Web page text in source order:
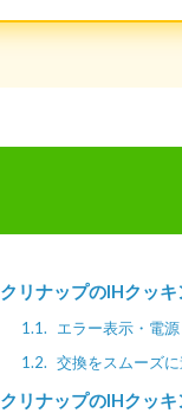
クリナップのIHクッ
1.1
エラー表示・電
1.2
交換をスムーズ
クリナップのIHクッ